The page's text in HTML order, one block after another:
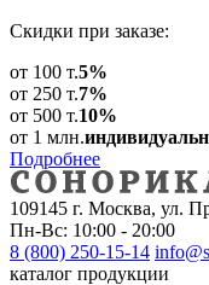
Скидки при заказе:
от 100 т.5%
от 250 т.7%
от 500 т.10%
от 1 млн.
Подробнее
109145 г. Москва, ул.
Пн-Вс: 10:00 - 20:00
8 (800) 250-15-14
каталог продукции